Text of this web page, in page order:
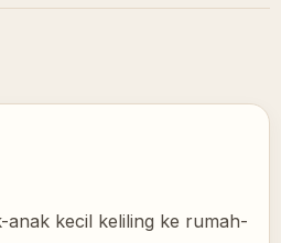
anak kecil keliling ke rumah-